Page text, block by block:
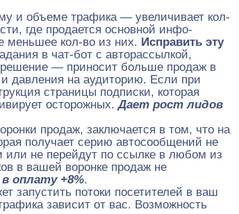
и объеме трафика — увеличивает кол-
где продается основной инфо-
меньшее кол-во из них. Исправить эту
в чат-бот с авторассылкой,
решение — приносит больше продаж в
давления на аудиторию. Если при
страницы подписки, которая
осторожных.Дает рост лидов
продаж, заключается в том, что на
получает серию автосообщений не
или не перейдут по ссылке в любом из
в вашей воронке продаж не
оплату +8%.
запустить потоки посетителей в ваш
зависит от вас. Возможность